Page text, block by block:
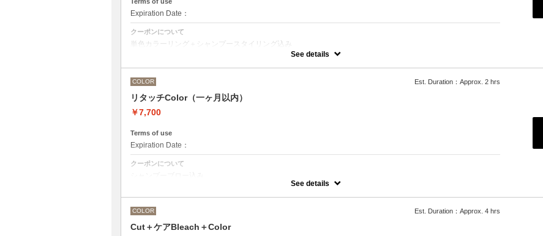
Expiration Date：
クーポンについて
単色カラーリング＋シャンプースタイリング込み
M ¥＋1100 L¥＋1650 LL¥＋2200
●ハイライト、ブリーチ、ポイントカラーなどデザインカラーをご希望の方は別のメニューをお選びください。
See details
COLOR Est. Duration：Approx. 2 hrs
リタッチColor（一ヶ月以内）
￥7,700
Terms of use
Expiration Date：
クーポンについて
ワンカラー（おしゃれ染め、白髪染め）の一ヶ月以内のリタッチメニュー
See details
COLOR Est. Duration：Approx. 4 hrs
Cut＋ケアBleach＋Color